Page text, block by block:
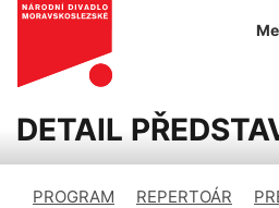
DETAIL
PROGRAM REPERTOÁR